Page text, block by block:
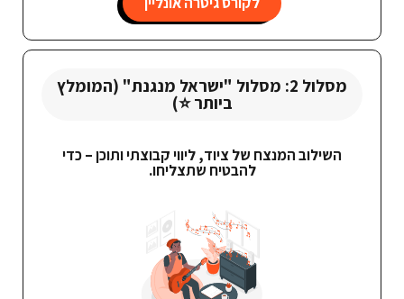
מסלול 2: מסלול "ישראל מנגנת" (המומלץ
ביותר ⭐)
השילוב המנצח של ציוד, ליווי קבוצתי ותוכן – כדי
להבטיח שתצליחו.